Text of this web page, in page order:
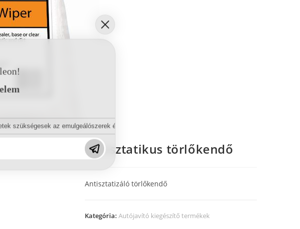
Antisztatikus törlőkendő
Antisztatizáló törlőkendő
Kategória:Autójavító kiegészítő termékek
szükségesek az emulgeálószerek és diszpergálószerek terén?